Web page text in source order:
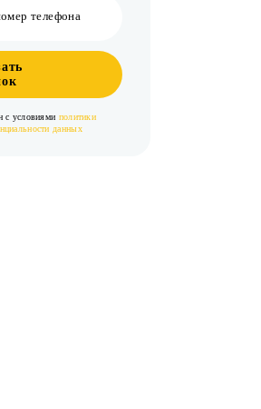
с условиями политики
данных